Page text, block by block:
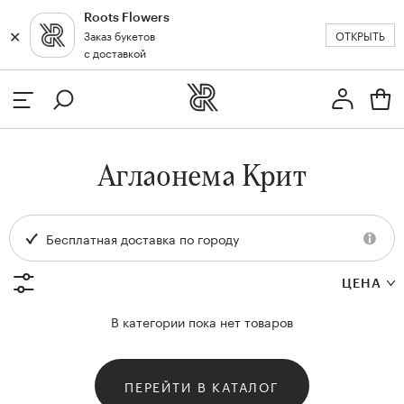
✕
Roots Flowers
Заказ букетов
с доставкой
ОТКРЫТЬ
Профиль
Вход или регистрация
Москва
✕
Аглаонема Крит
Бесплатная доставка по городу
ЦЕНА
В категории пока нет товаров
ПЕРЕЙТИ В КАТАЛОГ